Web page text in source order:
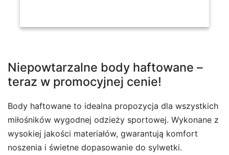
Niepowtarzalne body haftowane –
teraz w promocyjnej cenie!
Body haftowane to idealna propozycja dla wszystkich
miłośników wygodnej odzieży sportowej. Wykonane z
wysokiej jakości materiałów, gwarantują komfort
noszenia i świetne dopasowanie do sylwetki.